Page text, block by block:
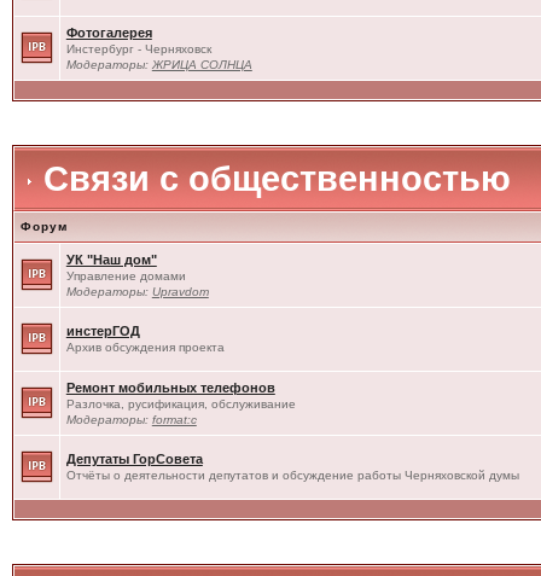
Фотогалерея
Инстербург - Черняховск
Модераторы: ЖРИЦА СОЛНЦА
Связи с общественностью
Форум
УК "Наш дом"
Управление домами
Модераторы: Upravdom
инстерГОД
Архив обсуждения проекта
Ремонт мобильных телефонов
Разлочка, русификация, обслуживание
Модераторы: format:c
Депутаты ГорСовета
Отчёты о деятельности депутатов и обсуждение работы Черняховской думы